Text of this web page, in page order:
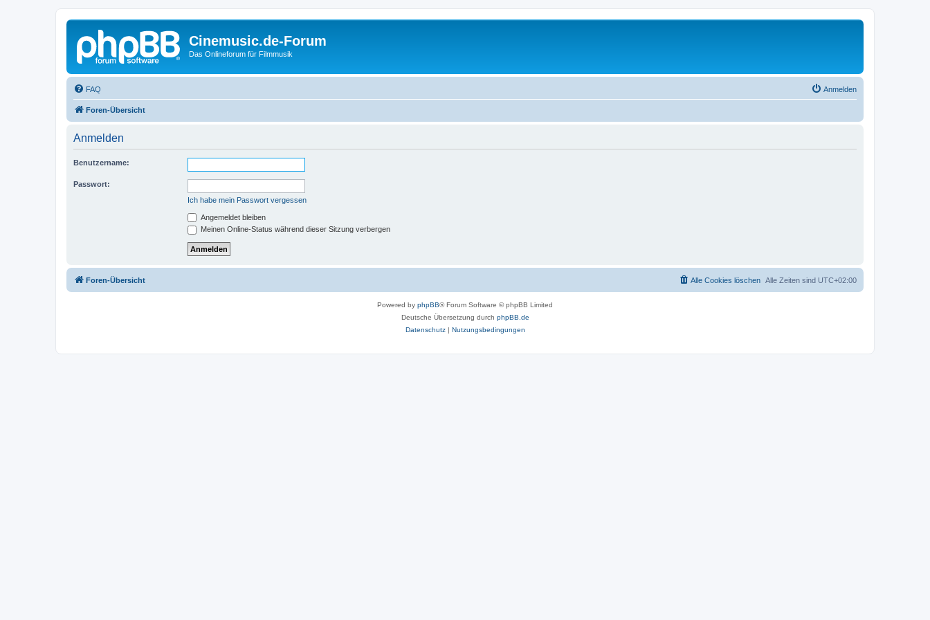
Cinemusic.de-Forum
Das Onlineforum für Filmmusik
FAQ Anmelden
Foren-Übersicht
Anmelden
Benutzername:
Passwort:
Ich habe mein Passwort vergessen
Angemeldet bleiben
Meinen Online-Status während dieser Sitzung verbergen
Foren-Übersicht Alle Zeiten sind UTC+02:00
Alle Cookies löschen
Powered by phpBB® Forum Software © phpBB Limited
Deutsche Übersetzung durch phpBB.de
Datenschutz| Nutzungsbedingungen